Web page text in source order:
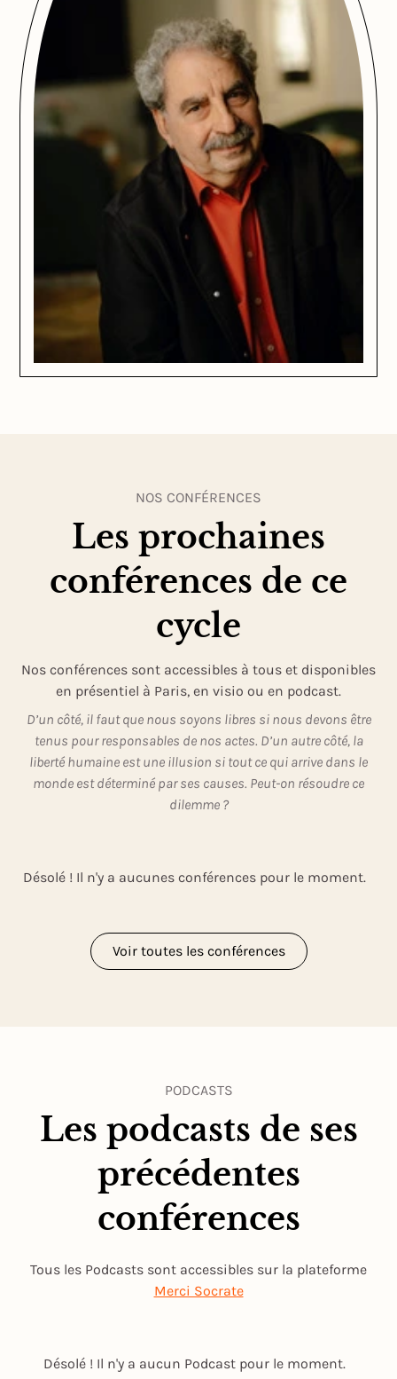
NOS CONFÉRENCES
Les prochaines
conférences de ce
cycle
Nos conférences sont accessibles à tous et disponibles
en présentiel à Paris, en visio ou en podcast.
D’un côté, il faut que nous soyons libres si nous devons être
tenus pour responsables de nos actes. D’un autre côté, la
liberté humaine est une illusion si tout ce qui arrive dans le
monde est déterminé par ses causes. Peut-on résoudre ce
dilemme ?
Désolé ! Il n'y a aucunes conférences pour le moment.
Voir toutes les conférences
PODCASTS
Les podcasts de ses
précédentes
conférences
Tous les Podcasts sont accessibles sur la plateforme
Merci Socrate
Désolé ! Il n'y a aucun Podcast pour le moment.